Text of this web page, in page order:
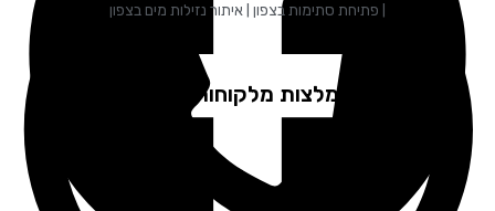
| פתיחת סתימות בצפון | איתור נזילות מים בצפון
המלצות מלקוחות שלנו